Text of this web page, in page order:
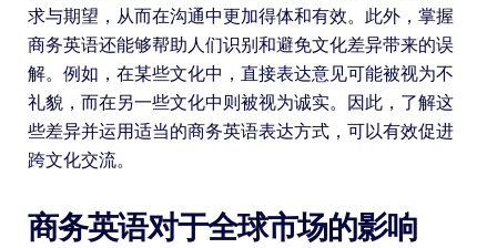
求与期望，从而在沟通中更加得体和有效。此外，掌握
商务英语还能够帮助人们识别和避免文化差异带来的误
解。例如，在某些文化中，直接表达意见可能被视为不
礼貌，而在另一些文化中则被视为诚实。因此，了解这
些差异并运用适当的商务英语表达方式，可以有效促进
跨文化交流。
商务英语对于全球市场的影响